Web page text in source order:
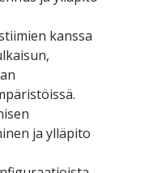
kanssa
ja ylläpito